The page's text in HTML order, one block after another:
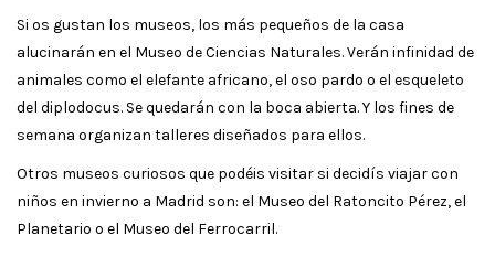
Si os gustan los museos, los más pequeños de la casa
alucinarán en el Museo de Ciencias Naturales. Verán infinidad de
animales como el elefante africano, el oso pardo o el esqueleto
del diplodocus. Se quedarán con la boca abierta. Y los fines de
semana organizan talleres diseñados para ellos.
Otros museos curiosos que podéis visitar si decidís viajar con
niños en invierno a Madrid son: el Museo del Ratoncito Pérez, el
Planetario o el Museo del Ferrocarril.